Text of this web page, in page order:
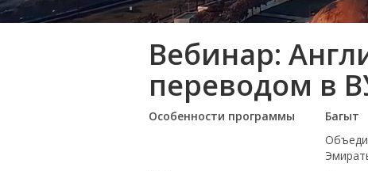
Вебинар:
переводом в
Особенности программы
Багыт